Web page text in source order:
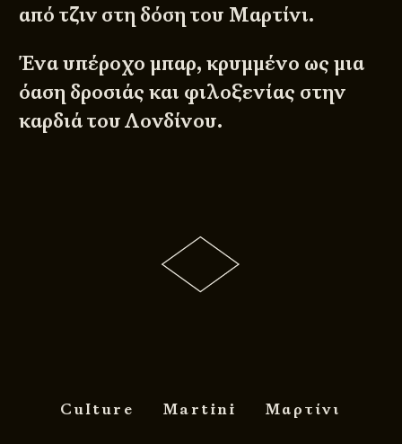
από τζιν στη δόση του Μαρτίνι.
Ένα υπέροχο μπαρ, κρυμμένο ως μια
όαση δροσιάς και φιλοξενίας στην
καρδιά του Λονδίνου.
Culture Martini Μαρτίνι